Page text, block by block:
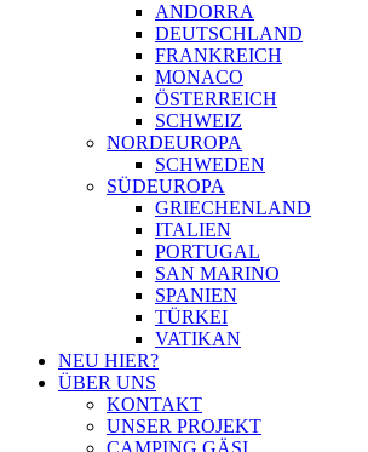
ANDORRA
DEUTSCHLAND
FRANKREICH
MONACO
ÖSTERREICH
SCHWEIZ
NORDEUROPA
SCHWEDEN
SÜDEUROPA
GRIECHENLAND
ITALIEN
PORTUGAL
SAN MARINO
SPANIEN
TÜRKEI
VATIKAN
NEU HIER?
ÜBER UNS
KONTAKT
UNSER PROJEKT
CAMPING GÄSI